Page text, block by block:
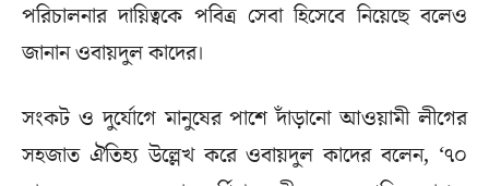
পরিচালনার দায়িত্বকে পবিত্র সেবা হিসেবে নিয়েছে বলেও
জানান ওবায়দুল কাদের।
সংকট ও দুর্যোগে মানুষের পাশে দাঁড়ানো আওয়ামী লীগের
সহজাত ঐতিহ্য উল্লেখ করে ওবায়দুল কাদের বলেন, ‘৭০